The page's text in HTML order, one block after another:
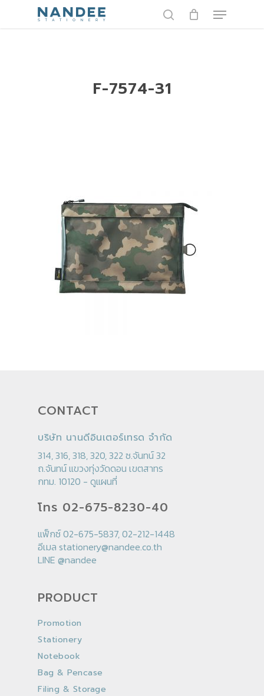
Menu
F-7574-31
CONTACT
บริษัท นานดีอินเตอร์เทรด จำกัด
314, 316, 318, 320, 322 ซ.จันทน์ 32
ถ.จันทน์ แขวงทุ่งวัดดอน เขตสาทร
กทม. 10120 - ดูแผนที่
โทร 02-675-8230-40
แฟ็กซ์ 02-675-5837, 02-212-1448
อีเมล stationery@nandee.co.th
LINE @nandee
PRODUCT
Promotion
Stationery
Notebook
Bag & Pencase
Filing & Storage